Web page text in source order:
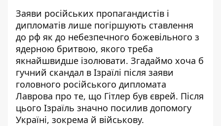
Заяви російських пропагандистів і
дипломатів лише погіршують ставлення
до рф як до небезпечного божевільного з
ядерною бритвою, якого треба
якнайшвидше ізолювати. Згадаймо хоча б
гучний скандал в Ізраїлі після заяви
головного російського дипломата
Лаврова про те, що Гітлер був єврей. Після
цього Ізраїль значно посилив допомогу
Україні, зокрема й військову.